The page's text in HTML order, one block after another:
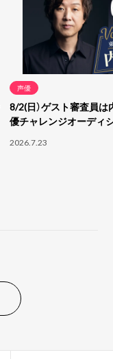
声優
8/2(日）ゲスト審査員は
優チャレンジオーディ
2026.7.23